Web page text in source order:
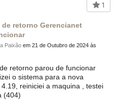
1
de retorno Gerencianet
Paixão em 21 de Outubro de 2024 às
retorno parou de funcionar
o sistema para a nova
reiniciei a maquina , testei
(404)